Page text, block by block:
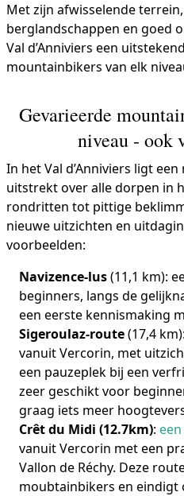
Met zijn afwisselende
berglandschappen en goed
Val d’Anniviers een
mountainbikers van elk
Gevarieerde
niveau - ook
In het Val d’Anniviers ligt
uitstrekt over alle dorpen in
rondritten tot pittige
nieuwe uitzichten en
voorbeelden:
Navizence-lus(11,1 km):
beginners, langs de
een eerste kennismaking
Sigeroulaz-route(17,4
vanuit Vercorin, met
een pauzeplek bij een
zeer geschikt voor
graag iets meer
Crêt du Midi (12.7km):
vanuit Vercorin met een
Vallon de Réchy. Deze
moubtainbikers en eindigt